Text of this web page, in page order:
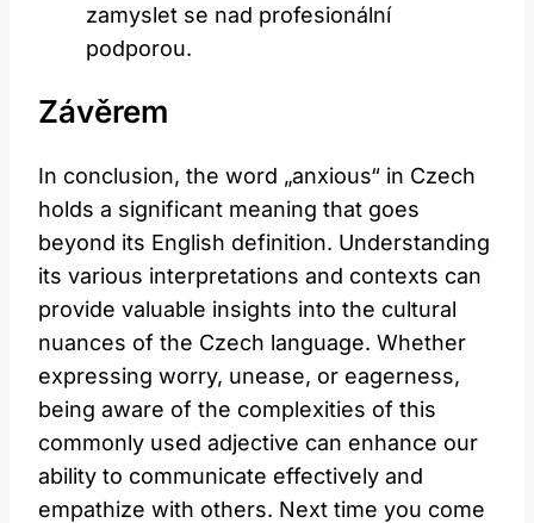
zamyslet se nad profesionální
podporou.
Závěrem
In conclusion, the word „anxious“ in Czech
holds a significant meaning that goes
beyond its English definition. Understanding
its various interpretations and contexts can
provide valuable insights into the cultural
nuances of the Czech language. Whether
expressing worry, unease, or eagerness,
being aware of the complexities of this
commonly used adjective can enhance our
ability to communicate effectively and
empathize with others. Next time you come